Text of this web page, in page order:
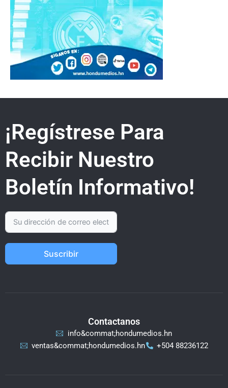
¡Regístrese Para
Recibir Nuestro
Boletín Informativo!
Suscribir
Contactanos
info&commat;hondumedios.hn
ventas&commat;hondumedios.hn
+504 88236122